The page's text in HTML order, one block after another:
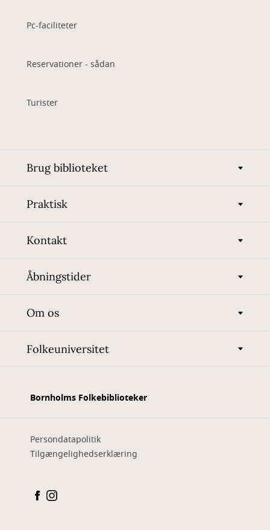
Pc-faciliteter
Reservationer - sådan
Turister
Brug biblioteket
Praktisk
Kontakt
Åbningstider
Om os
Folkeuniversitet
Bornholms Folkebiblioteker
Persondatapolitik
Tilgængelighedserklæring